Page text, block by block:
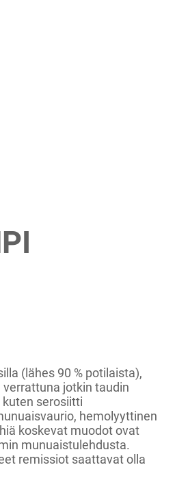
(lähes 90 % potilaista),
jotkin taudin
serosiitti
hemolyyttinen
koskevat muodot ovat
munuaistulehdusta.
remissiot saattavat olla